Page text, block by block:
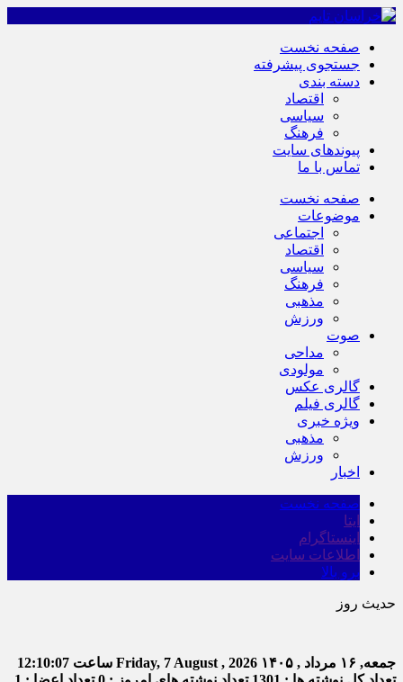
صفحه نخست
جستجوی پیشرفته
دسته بندی
اقتصاد
سیاسی
فرهنگ
پیوندهای سایت
تماس با ما
صفحه نخست
موضوعات
اجتماعی
اقتصاد
سیاسی
فرهنگ
مذهبی
ورزش
صوت
مداحی
مولودی
گالری عکس
گالری فیلم
ویژه خبری
مذهبی
ورزش
اخبار
صفحه نخست
ایتا
اینستاگرام
اطلاعات سایت
برو بالا
حدیث روز
جمعه, ۱۶ مرداد , ۱۴۰۵ Friday, 7 August , 2026 ساعت 12:10:07